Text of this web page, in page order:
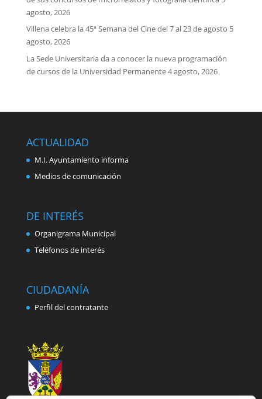
agosto, 2026
Villena celebra la 45ª Semana del Cine del 7 al 23 de agosto 5
agosto, 2026
La Sede Universitaria da a conocer la nueva programación
de cursos de la Universidad Permanente4 agosto, 2026
ACTUALIDAD
M.I. Ayuntamiento informa
Medios de comunicación
DE INTERÉS
Organigrama Municipal
Teléfonos de interés
CIUDADANÍA
Perfil del contratante